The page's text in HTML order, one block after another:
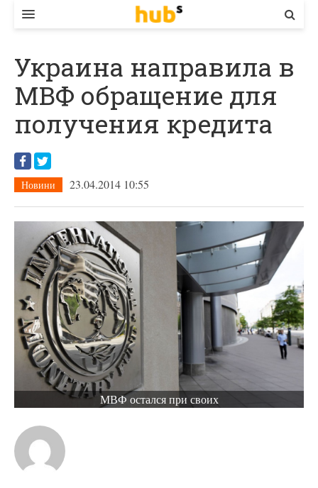
ЕКОНОМІКА
БІЗНЕС
СТАРТЕР
КОНТАКТИ
Украина направила в
МВФ обращение для
получения кредита
Новини 23.04.2014 10:55
МВФ остался при своих